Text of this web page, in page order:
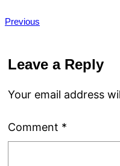
Previous
Leave a Reply
Your email address
Comment *